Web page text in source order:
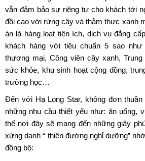
vẫn đảm bảo sự riêng tư cho khách tới
đồi cao với rừng cây và thảm thực xanh
án là hàng loạt tiện ích, dịch vụ đẳng
khách hàng với tiêu chuẩn 5 sao như
thương mại, Công viên cây xanh,
sức khỏe, khu sinh hoạt cộng đồng,
trường học…
Đến với Hạ Long Star, không đơn
những nhu cầu thiết yếu như: ăn uống,
thế nơi đây sẽ mang đến những giây
xứng danh “ thiên đường nghỉ dưỡng”
đồng bộ: